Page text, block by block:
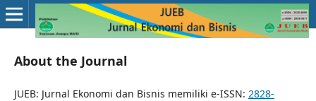
About the Journal
JUEB: Jurnal Ekonomi dan Bisnis memiliki e-ISSN: 2828-